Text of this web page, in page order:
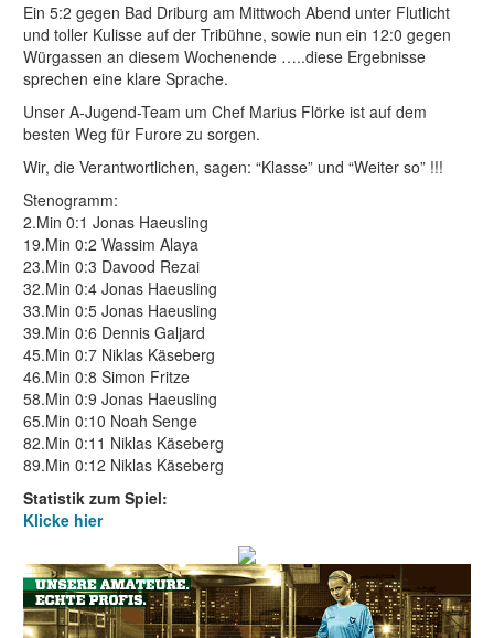
Ein 5:2 gegen Bad Driburg am Mittwoch Abend unter Flutlicht
und toller Kulisse auf der Tribühne, sowie nun ein 12:0 gegen
Würgassen an diesem Wochenende …..diese Ergebnisse
sprechen eine klare Sprache.
Unser A-Jugend-Team um Chef Marius Flörke ist auf dem
besten Weg für Furore zu sorgen.
Wir, die Verantwortlichen, sagen: “Klasse” und “Weiter so” !!!
Stenogramm:
2.Min 0:1 Jonas Haeusling
19.Min 0:2 Wassim Alaya
23.Min 0:3 Davood Rezai
32.Min 0:4 Jonas Haeusling
33.Min 0:5 Jonas Haeusling
39.Min 0:6 Dennis Galjard
45.Min 0:7 Niklas Käseberg
46.Min 0:8 Simon Fritze
58.Min 0:9 Jonas Haeusling
65.Min 0:10 Noah Senge
82.Min 0:11 Niklas Käseberg
89.Min 0:12 Niklas Käseberg
Statistik zum Spiel:
Klicke hier